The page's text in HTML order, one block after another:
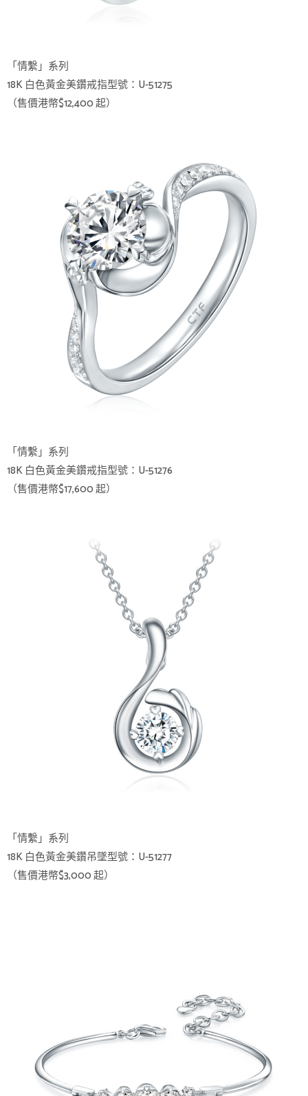
「情繫」系列
18K 白色黃金美鑽戒指型號：U-51275
（售價港幣$12,400 起）
「情繫」系列
18K 白色黃金美鑽戒指型號：U-51276
（售價港幣$17,600 起）
「情繫」系列
18K 白色黃金美鑽吊墜型號：U-51277
（售價港幣$3,000 起）